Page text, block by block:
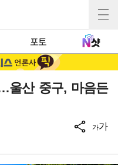
포토
울산 중구, 마음든
가가